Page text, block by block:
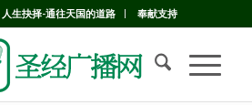
人生抉择-通往天国的道路 奉献支持